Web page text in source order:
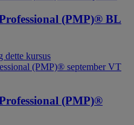
(PMP)® BL
dette kursus
(PMP)®